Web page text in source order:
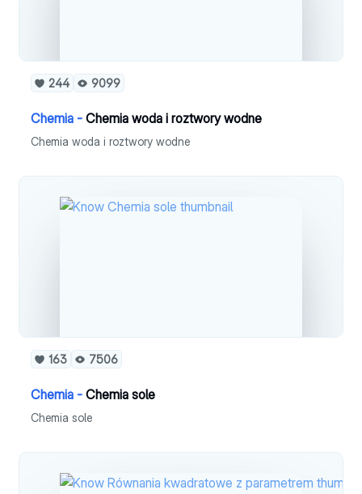
244 9099
Chemia - Chemia woda i roztwory wodne
Chemia woda i roztwory wodne
163 7506
Chemia - Chemia sole
Chemia sole